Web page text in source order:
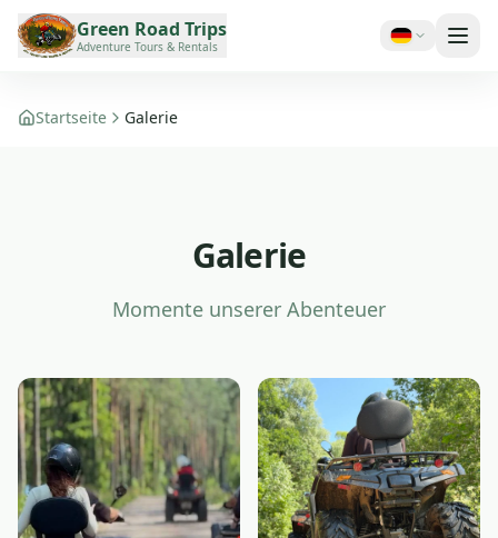
Green Road Trips
Adventure Tours & Rentals
Galerie — Quad-
Startseite Galerie
Galerie
Momente unserer Abenteuer